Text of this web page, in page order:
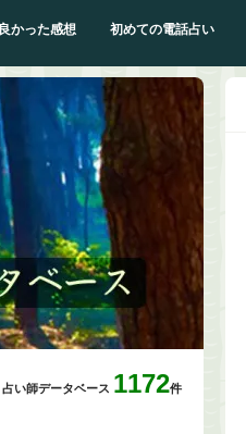
良かった感想 初めての電話占い
占い師データベース 1172件